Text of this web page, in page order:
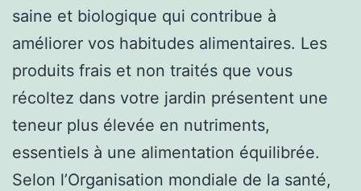
saine et biologique qui contribue à
améliorer vos habitudes alimentaires. Les
produits frais et non traités que vous
récoltez dans votre jardin présentent une
teneur plus élevée en nutriments,
essentiels à une alimentation équilibrée.
Selon l’Organisation mondiale de la santé,